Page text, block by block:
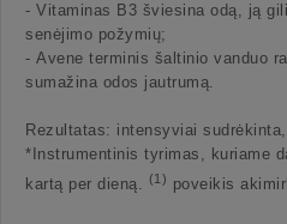
- Vitaminas B3 šviesina odą, ją
senėjimo požymių;
- Avene terminis šaltinio vanduo
sumažina odos jautrumą.
Rezultatas: intensyviai
*Instrumentinis tyrimas, kuriame
kartą per dieną. (1) poveikis